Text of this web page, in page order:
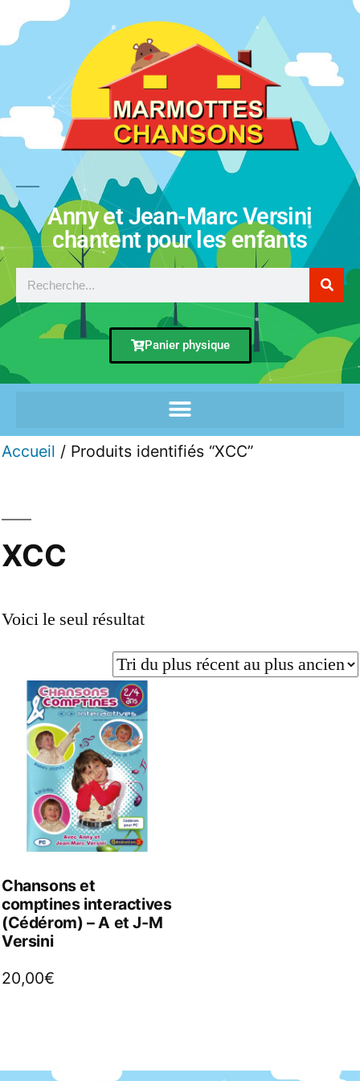
Anny et Jean-Marc Versini
chantent pour les enfants
Panier physique
Accueil / Produits identifiés “XCC”
XCC
Voici le seul résultat
Chansons et
comptines interactives
(Cédérom) – A et J-M
Versini
20,00€